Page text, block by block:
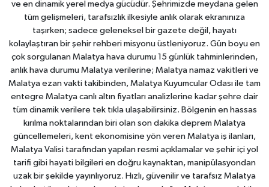
ve en dinamik yerel medya gücüdür. Şehrimizde meydana gelen
tüm gelişmeleri, tarafsızlık ilkesiyle anlık olarak ekranınıza
taşırken; sadece geleneksel bir gazete değil, hayatı
kolaylaştıran bir şehir rehberi misyonu üstleniyoruz. Gün boyu en
çok sorgulanan Malatya hava durumu 15 günlük tahminlerinden,
anlık hava durumu Malatya verilerine; Malatya namaz vakitleri ve
Malatya ezan vakti takibinden, Malatya Kuyumcular Odası ile tam
entegre Malatya canlı altın fiyatları analizlerine kadar şehre dair
tüm dinamik verilere tek tıkla ulaşabilirsiniz. Bölgenin en hassas
kırılma noktalarından biri olan son dakika deprem Malatya
güncellemeleri, kent ekonomisine yön veren Malatya iş ilanları,
Malatya Valisi tarafından yapılan resmi açıklamalar ve şehir içi yol
tarifi gibi hayati bilgileri en doğru kaynaktan, manipülasyondan
uzak bir şekilde yayınlıyoruz. Hızlı, güvenilir ve tarafsız Malatya